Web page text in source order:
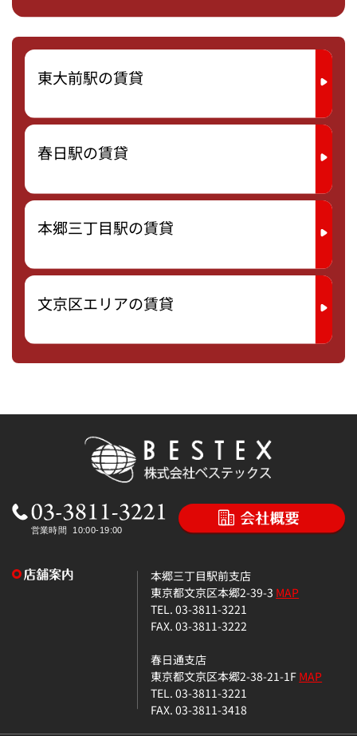
東大前駅の賃貸
春日駅の賃貸
本郷三丁目駅の賃貸
文京区エリアの賃貸
本郷三丁目駅前支店
東京都文京区本郷2-39-3 MAP
TEL. 03-3811-3221
FAX. 03-3811-3222
春日通支店
東京都文京区本郷2-38-21-1FMAP
TEL. 03-3811-3221
FAX. 03-3811-3418